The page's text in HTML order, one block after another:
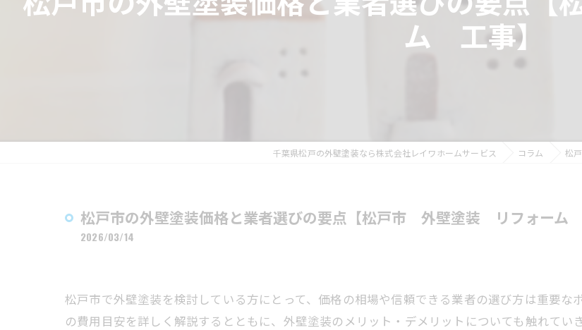
ム 工事】
千葉県松戸の外壁塗装なら株式会社レイワホームサービス コラム 松
松戸市の外壁塗装価格と業者選びの要点【松戸市 外壁塗装 リフォーム
2026/03/14
松戸市で外壁塗装を検討している方にとって、価格の相場や信頼できる業者の選び方は重要
の費用目安を詳しく解説するとともに、外壁塗装のメリット・デメリットについても触れて